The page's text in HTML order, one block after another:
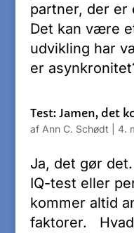
partner, der er
Det kan være
udvikling har
er
Test: Jamen, det
af Ann C. Schødt 4.
Ja, det gør
IQ-test eller
kommer altid
faktorer.